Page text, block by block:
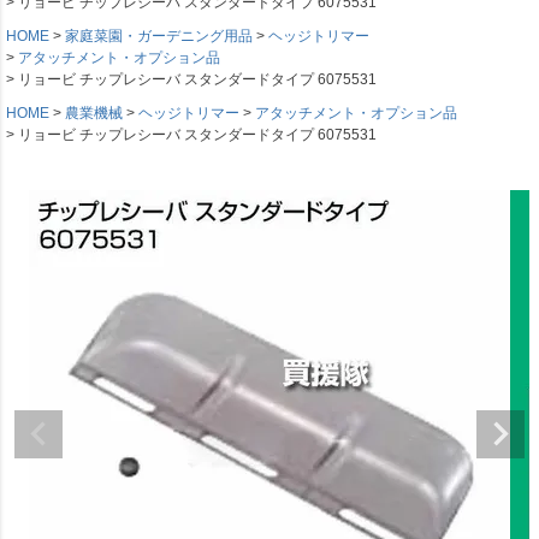
HOME
家庭菜園・ガーデニング用品
ヘッジトリマー
アタッチメント・オプション品
リョービ チップレシーバ スタンダードタイプ 6075531
HOME
農業機械 ヘッジトリマー
アタッチメント・オプション品
リョービ チップレシーバ スタンダードタイプ 6075531